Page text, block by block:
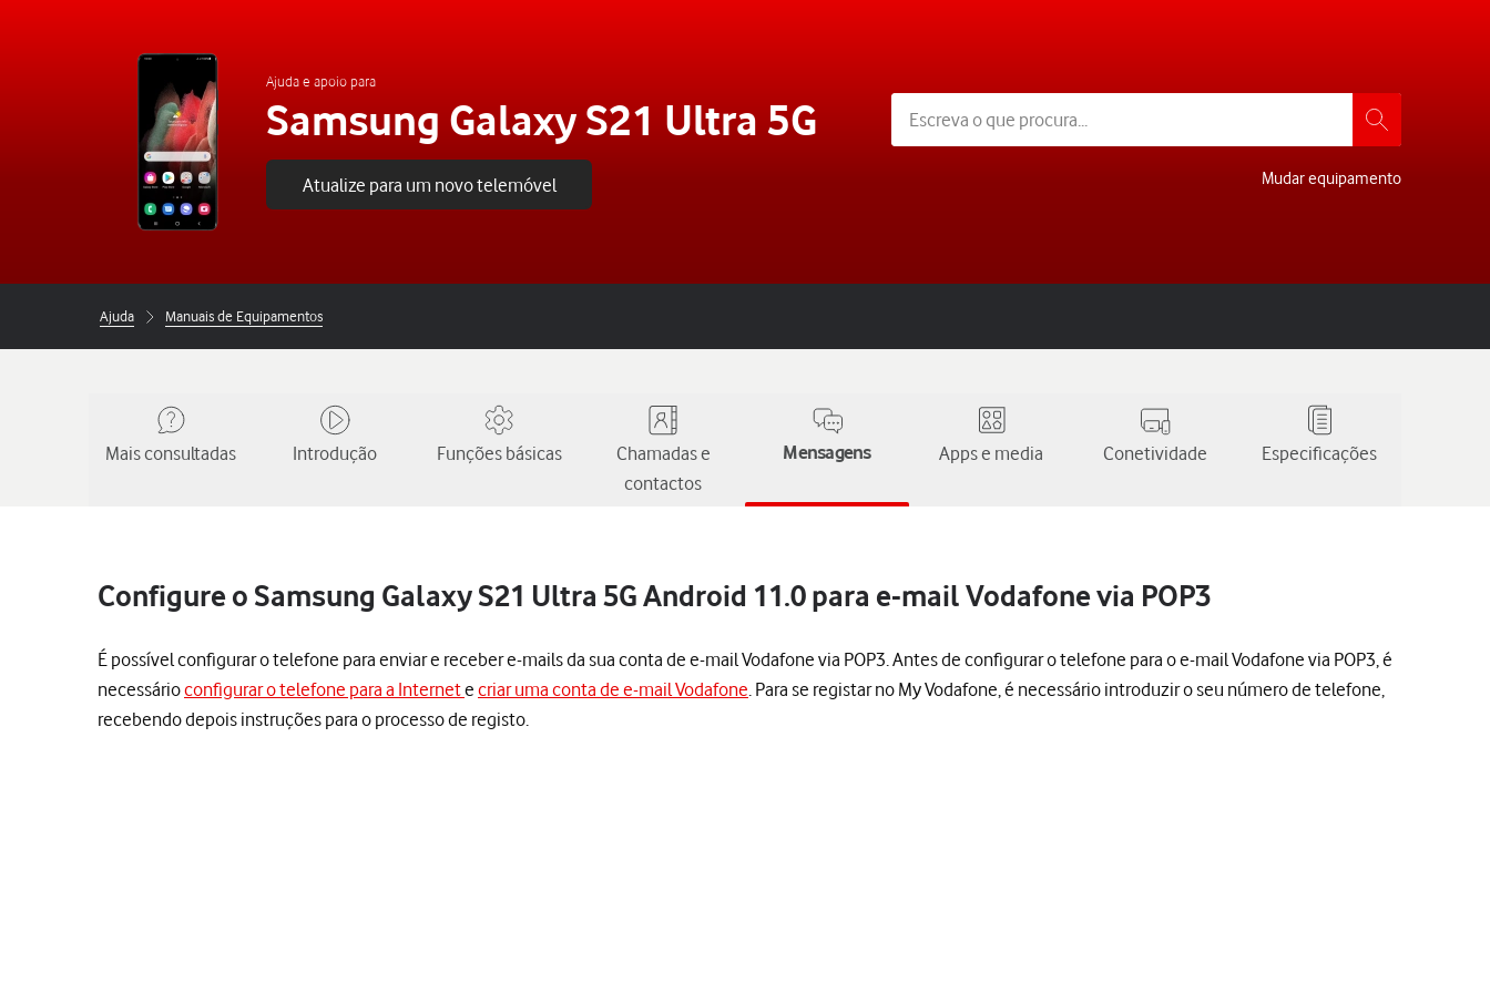
Ajuda e apoio para
Samsung Galaxy S21 Ultra 5G
Atualize para um novo telemóvel Mudar equipamento
Ajuda Manuais de Equipamentos
Mais consultadas Introdução Funções básicas
Chamadas e
contactos
Mensagens Apps e media Conetividade Especificações
Configure o Samsung Galaxy S21 Ultra 5G Android 11.0 para e-mail Vodafone via POP3
É possível configurar o telefone para enviar e receber e-mails da sua conta de e-mail Vodafone via POP3. Antes de configurar o telefone para o e-mail Vodafone via POP3, é
necessárioconfigurar o telefone para a Internetecriar uma conta de e-mail Vodafone . Para se registar no My Vodafone, é necessário introduzir o seu número de telefone,
recebendo depois instruções para o processo de registo.